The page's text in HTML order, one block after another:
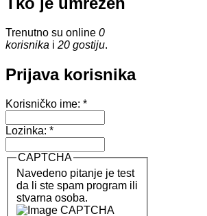
Trenutno su online 0
korisnika i 20 gostiju.
Prijava korisnika
Korisničko ime: *
Lozinka: *
CAPTCHA
Navedeno pitanje je test
da li ste spam program ili
stvarna osoba.